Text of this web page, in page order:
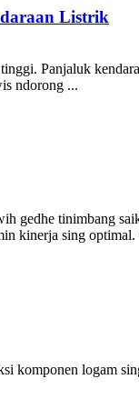
Listrik
Panjaluk
ndorong ...
gedhe tinimbang
kinerja sing optimal.
komponen logam